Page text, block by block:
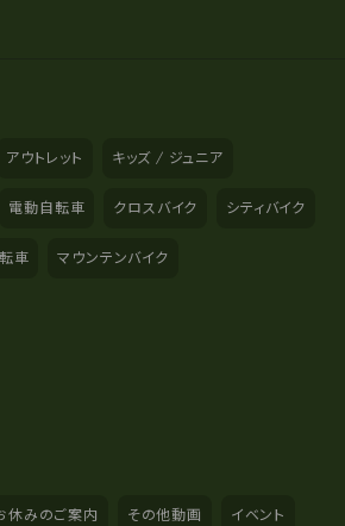
地
アウトレット キッズ / ジュニア
電動自転車 クロスバイク シティバイク
車 マウンテンバイク
休みのご案内 その他動画 イベント